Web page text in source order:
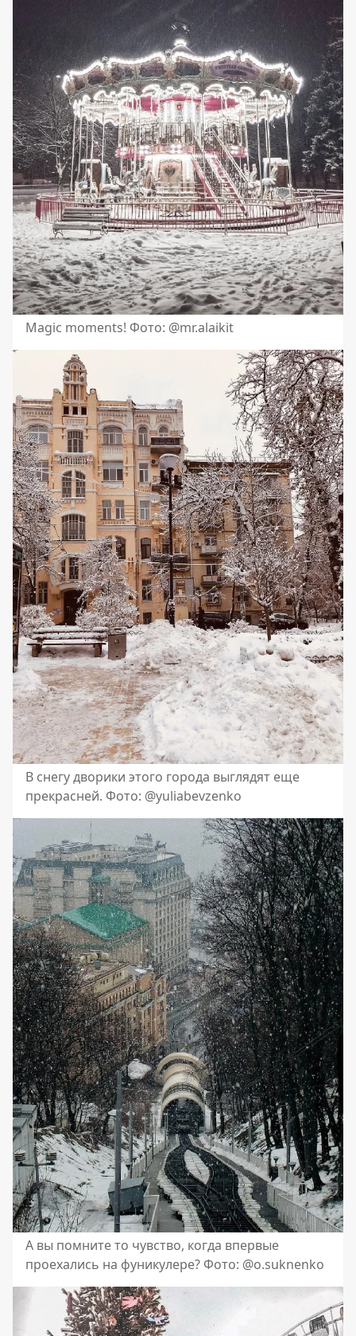
Magic moments! Фото: @mr.alaikit
В снегу дворики этого города выглядят еще
прекрасней. Фото: @yuliabevzenko
А вы помните то чувство, когда впервые
проехались на фуникулере? Фото: @o.suknenko